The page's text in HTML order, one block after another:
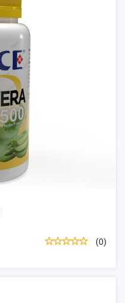
(0)